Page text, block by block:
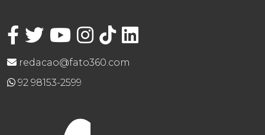
redacao@fato360.com
92 98153-2599